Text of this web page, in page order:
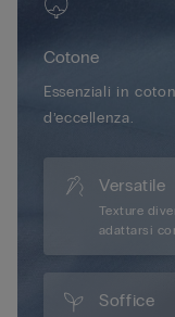
• Effetto naturale
85B / 42B
Cotone
Essenziali in
d’eccellenza.
Versatile
Texture
adattarsi
Soffice